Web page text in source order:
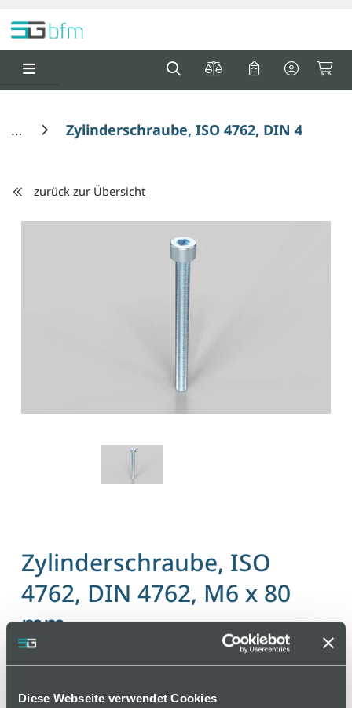
Diese Webseite verwendet Cookies
Zylinderschraube, ISO 4762, DIN 4762,
zurück zur Übersicht
Zylinderschraube, ISO
4762, DIN 4762, M6 x 80
mm
Artikelnummer 110000207 / Alte Materialnummer: